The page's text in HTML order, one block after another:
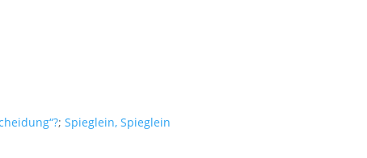
;Spieglein, Spieglein